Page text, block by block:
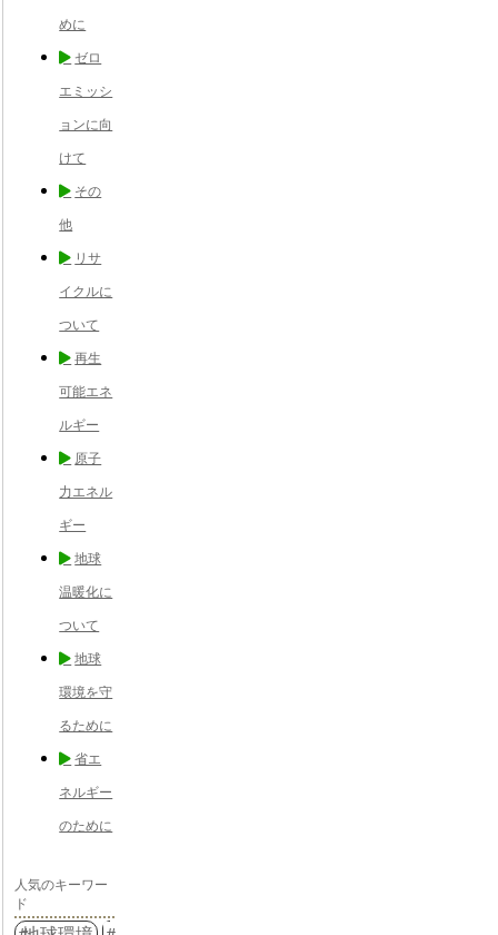
めに
ゼロ
エミッシ
ョンに向
けて
その
他
リサ
イクルに
ついて
再生
可能エネ
ルギー
原子
力エネル
ギー
地球
温暖化に
ついて
地球
環境を守
るために
省エ
ネルギー
のために
人気のキーワー
ド